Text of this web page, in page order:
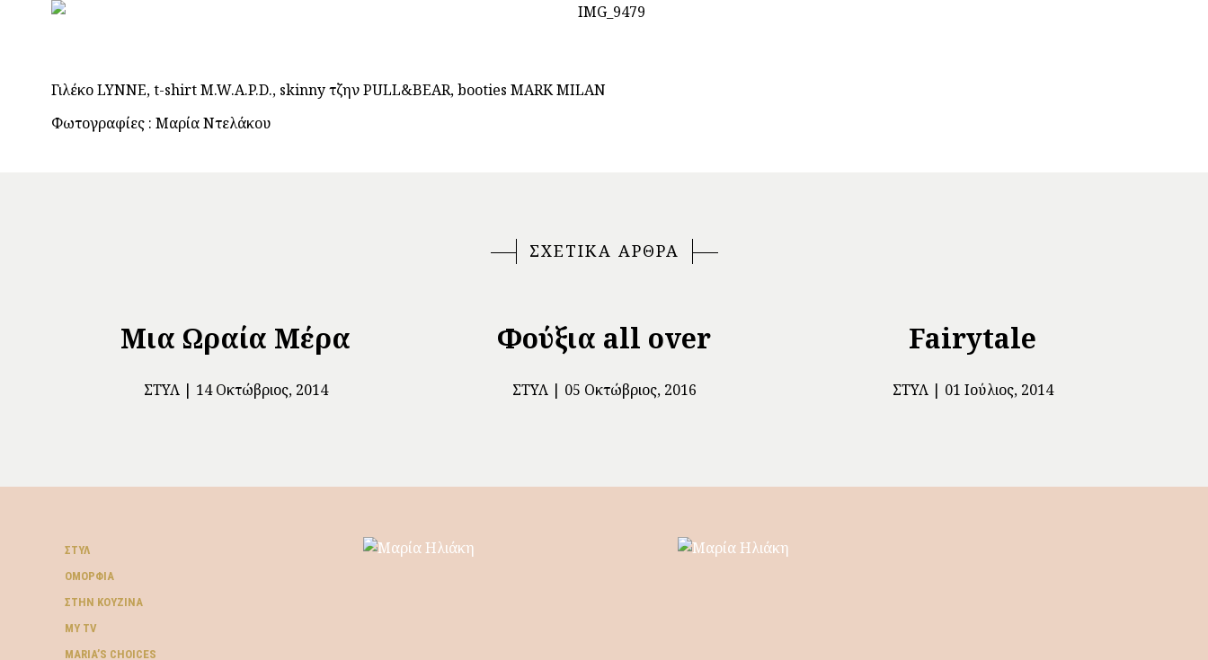
Γιλέκο LYNNE, t-shirt M.W.A.P.D., skinny τζην PULL&BEAR, booties MARK MILAN
Φωτογραφίες : Μαρία Ντελάκου
ΣΧΕΤΙΚΑ ΑΡΘΡΑ
Μια Ωραία Μέρα
ΣΤΥΛ 14 Οκτώβριος, 2014
Φούξια all over
ΣΤΥΛ 05 Οκτώβριος, 2016
Fairytale
ΣΤΥΛ 01 Ιούλιος, 2014
ΣΤΥΛ
ΟΜΟΡΦΙΆ
ΣΤΗΝ ΚΟΥΖΊΝΑ
MY TV
ΜARIA’S CHOICES